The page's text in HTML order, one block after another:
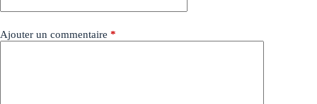
Ajouter un commentaire *